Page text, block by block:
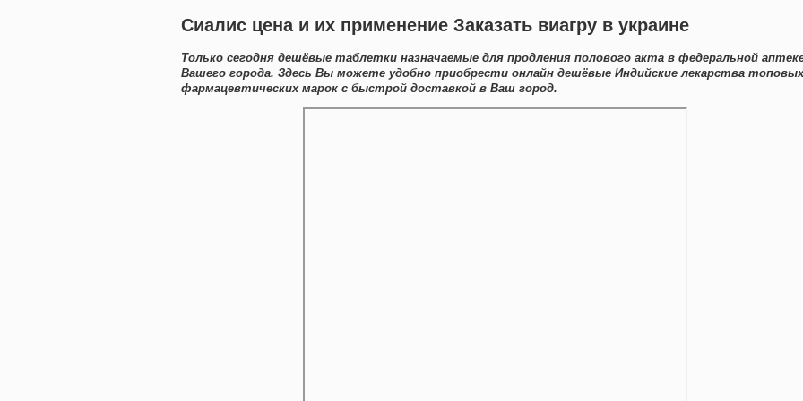
Сиалис цена и их применение Заказать виагру в украине
Только сегодня дешёвые таблетки назначаемые для продления полового акта в федеральной
Вашего города. Здесь Вы можете удобно приобрести онлайн дешёвые Индийские лекарства топовых
фармацевтических марок с быстрой доставкой в Ваш город.